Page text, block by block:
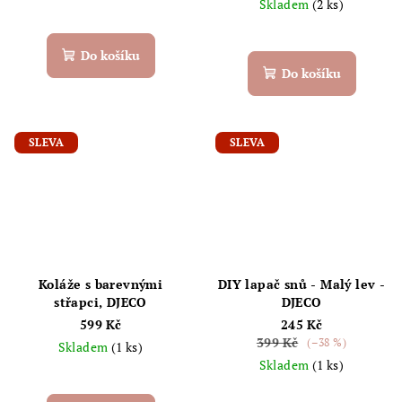
Do košíku
Skladem (2 ks)
Do košíku
SLEVA
Koláže s barevnými
střapci, DJECO
599 Kč
Skladem (1 ks)
SLEVA
DIY lapač snů - Malý lev -
DJECO
245 Kč
399 Kč
(–38 %)
Skladem (1 ks)